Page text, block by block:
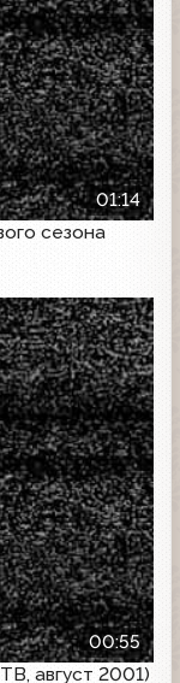
01:14
сезона
00:55
август 2001)